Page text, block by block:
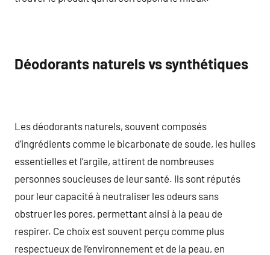
Déodorants naturels vs synthétiques
Les déodorants naturels, souvent composés
d’ingrédients comme le bicarbonate de soude, les huiles
essentielles et l’argile, attirent de nombreuses
personnes soucieuses de leur santé. Ils sont réputés
pour leur capacité à neutraliser les odeurs sans
obstruer les pores, permettant ainsi à la peau de
respirer. Ce choix est souvent perçu comme plus
respectueux de l’environnement et de la peau, en